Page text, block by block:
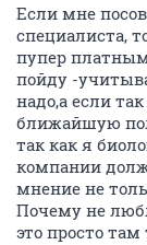
Если мне
специалиста,
пупер
пойду -
надо,а если
ближайшую
так как я
компании
мнение не
Почему не
это просто